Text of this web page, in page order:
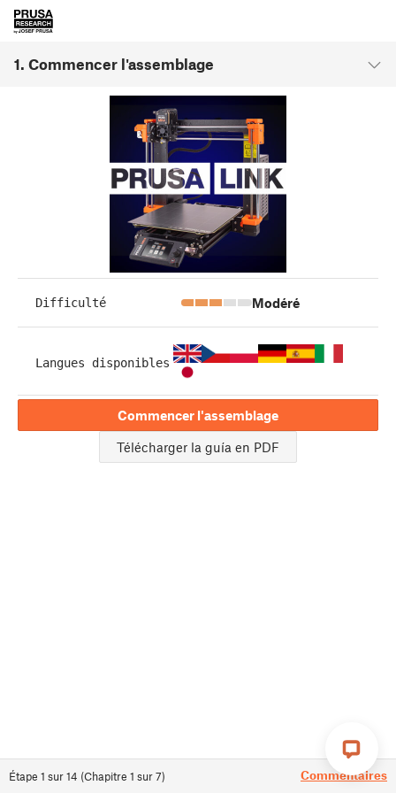
1. Commencer l'assemblage
Étape 1 sur14 (Chapitre 1 sur7) Commentaires
Difficulté Modéré
Langues disponibles
Commencer l'assemblage
Télécharger la guía en PDF